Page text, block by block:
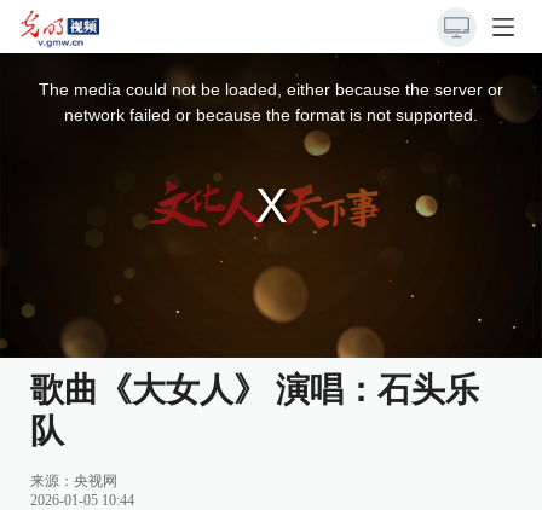
The media could not be loaded, either because the server or
network failed or because the format is not supported.
歌曲《大女人》 演唱：石头乐
队
来源： 央视网
2026-01-05 10:44